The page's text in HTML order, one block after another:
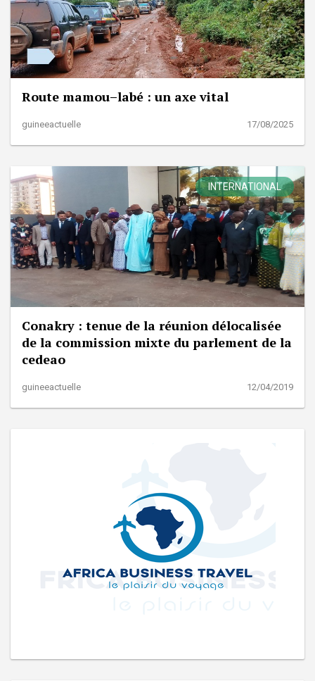
Route mamou–labé : un axe vital
guineeactuelle 17/08/2025
INTERNATIONAL
Conakry : tenue de la réunion délocalisée
de la commission mixte du parlement de la
cedeao
guineeactuelle 12/04/2019